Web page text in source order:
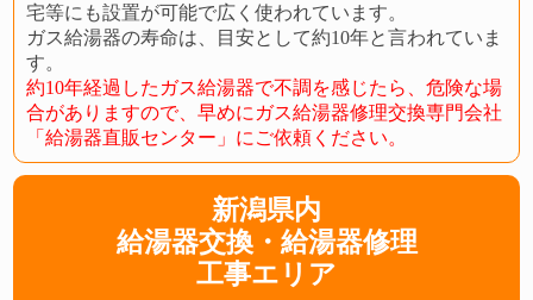
宅等にも設置が可能で広く使われています。
ガス給湯器の寿命は、目安として約10年と言われていま
す。
約10年経過したガス給湯器で不調を感じたら、危険な場
合がありますので、早めにガス給湯器修理交換専門会社
「給湯器直販センター」にご依頼ください。
新潟県内
給湯器交換・給湯器修理
工事エリア